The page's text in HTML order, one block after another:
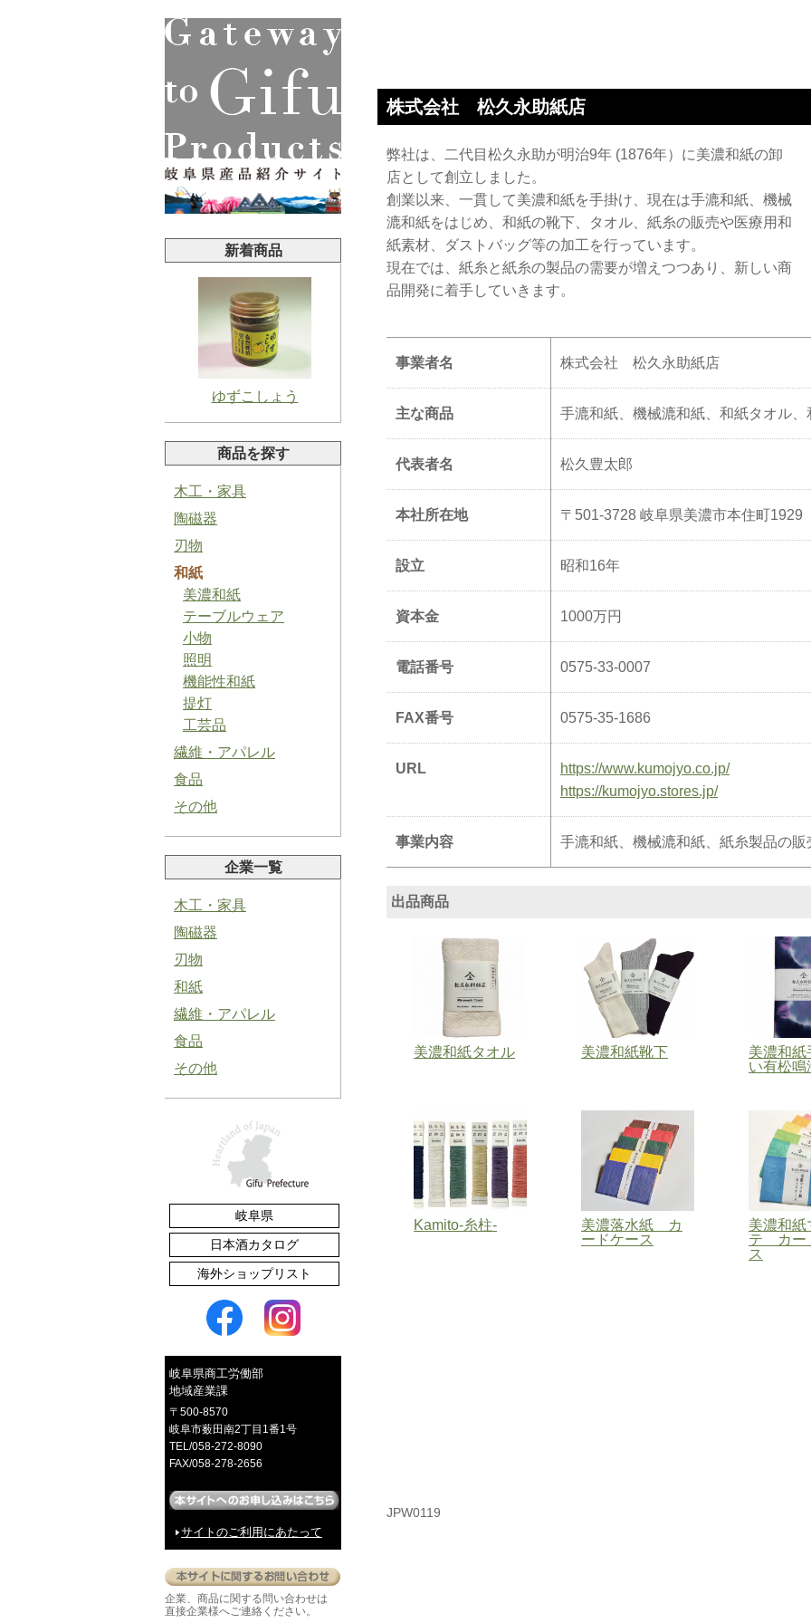
新着商品
ゆずこしょう
バジルソルト
塩にんにくペースト
青紫蘇ペースト
バジルペースト
たくあん漬
イロとカタチの選べるピアス
商品を探す
木工・家具
陶磁器
刃物
和紙
美濃和紙
テーブルウェア
小物
照明
機能性和紙
提灯
工芸品
繊維・アパレル
食品
その他
企業一覧
木工・家具
陶磁器
刃物
和紙
繊維・アパレル
食品
その他
岐阜県
日本酒カタログ
海外ショップリスト
岐阜県商工労働部
地域産業課
〒500-8570
岐阜市薮田南2丁目1番1号
TEL/058-272-8090
FAX/058-278-2656
サイトのご利用にあたって
企業、商品に関する問い合わせは
直接企業様へご連絡ください。
株式会社 松久永助紙店
弊社は、二代目松久永助が明治9年 (1876年）に美濃和紙の卸
店として創立しました。
創業以来、一貫して美濃和紙を手掛け、現在は手漉和紙、機械
漉和紙をはじめ、和紙の靴下、タオル、紙糸の販売や医療用和
紙素材、ダストバッグ等の加工を行っています。
現在では、紙糸と紙糸の製品の需要が増えつつあり、新しい商
品開発に着手していきます。
事業者名 株式会社 松久永助紙店
主な商品 手漉和紙、機械漉和紙、和紙タオル、
代表者名 松久豊太郎
本社所在地 〒501-3728 岐阜県美濃市本住町1929
設立 昭和16年
資本金 1000万円
電話番号 0575-33-0007
FAX番号 0575-35-1686
URL
https://www.kumojyo.co.jp/
https://kumojyo.stores.jp/
事業内容 手漉和紙、機械漉和紙、紙糸製品の販
出品商品
美濃和紙タオル 美濃和紙靴下
美濃和紙
い有松鳴
Kamito-糸柱-
美濃落水紙 カ
ードケース
美濃和紙
テ カー
ス
JPW0119